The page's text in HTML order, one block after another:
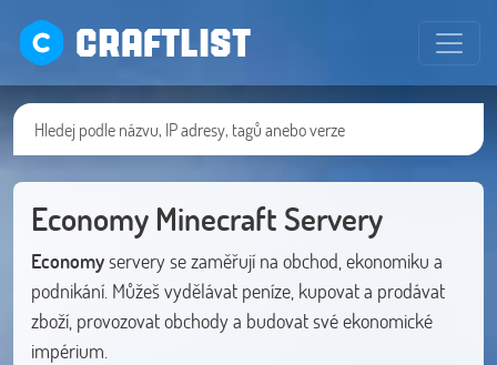
CRAFTLIST
Economy Minecraft Servery
Economyservery se zaměřují na obchod, ekonomiku a
podnikání. Můžeš vydělávat peníze, kupovat a prodávat
zboží, provozovat obchody a budovat své ekonomické
impérium.